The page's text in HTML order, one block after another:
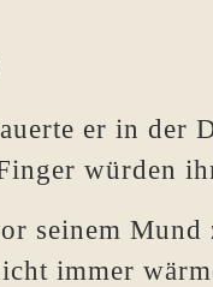
er in der
würden
seinem
immer